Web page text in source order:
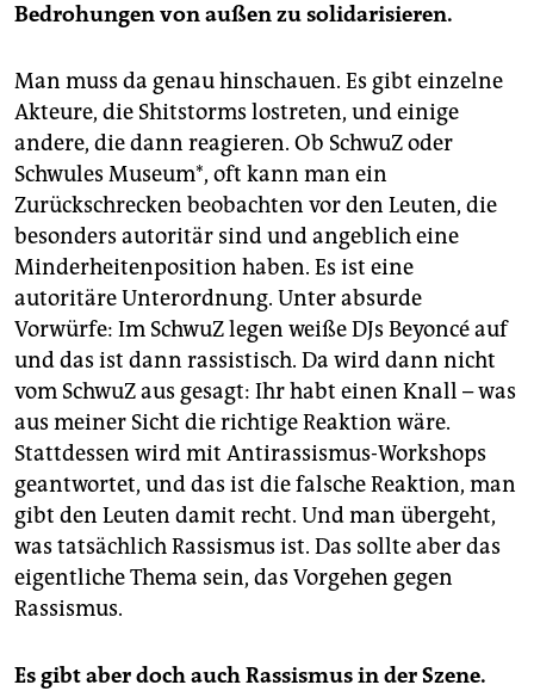
Bedrohungen von außen zu solidarisieren.
Man muss da genau hinschauen. Es gibt einzelne
Akteure, die Shitstorms lostreten, und einige
andere, die dann reagieren. Ob SchwuZ oder
Schwules Museum*, oft kann man ein
Zurückschrecken beobachten vor den Leuten, die
besonders autoritär sind und angeblich eine
Minderheitenposition haben. Es ist eine
autoritäre Unterordnung. Unter absurde
Vorwürfe: Im SchwuZ legen weiße DJs Beyoncé auf
und das ist dann rassistisch. Da wird dann nicht
vom SchwuZ aus gesagt: Ihr habt einen Knall – was
aus meiner Sicht die richtige Reaktion wäre.
Stattdessen wird mit Antirassismus-Workshops
geantwortet, und das ist die falsche Reaktion, man
gibt den Leuten damit recht. Und man übergeht,
was tatsächlich Rassismus ist. Das sollte aber das
eigentliche Thema sein, das Vorgehen gegen
Rassismus.
Es gibt aber doch auch Rassismus in der Szene.